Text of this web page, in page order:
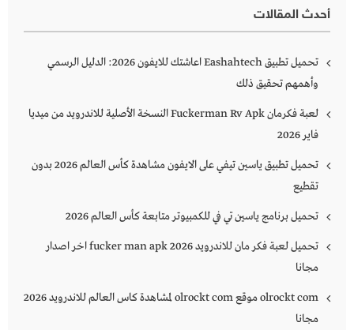
أحدث المقالات
تحميل تطبيق Eashahtech اعاشتك للايفون 2026: الدليل الرسمي
وأهمهم تحقيق ذلك
لعبة فكرمان Fuckerman Rv Apk النسخة الأصلية للاندرويد من ميديا
فاير 2026
تحميل تطبيق ياسين تيفي على الايفون مشاهدة كأس العالم 2026 بدون
تقطيع
تحميل برنامج ياسين تي في للكمبيوتر متابعة كأس العالم 2026
تحميل لعبة فكر مان للاندرويد 2026 fucker man apk اخر اصدار
مجانا
olrockt com موقع olrockt com لمشاهدة كاس العالم للاندرويد 2026
مجانا